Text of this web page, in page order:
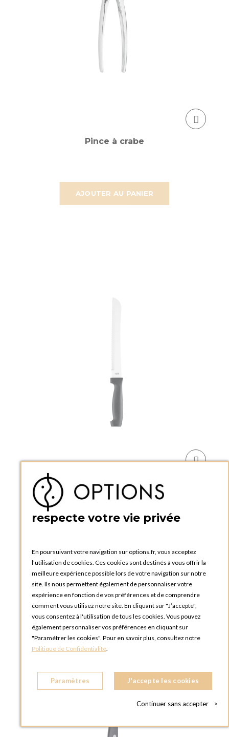
AJOUTER AU PANIER
Pince à crabe
Couteau à pain lame 20 cm
respecte votre vie privée
En poursuivant votre navigation sur options.fr, vous acceptez
l’utilisation de cookies. Ces cookies sont destinés à vous offrir la
meilleure expérience possible lors de votre navigation sur notre
site. Ils nous permettent également de personnaliser votre
expérience en fonction de vos préférences et de comprendre
comment vous utilisez notre site. En cliquant sur "J’accepte",
vous consentez à l'utilisation de tous les cookies. Vous pouvez
également personnaliser vos préférences en cliquant sur
"Paramétrer les cookies". Pour en savoir plus, consultez notre
Politique de Confidentialité.
Paramètres J'accepte les cookies
Continuer sans accepter >